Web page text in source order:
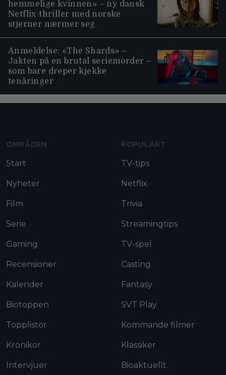
hemmelige kvinnen» – ny dansk
Netflix-thriller med norske
stjerner nærmer seg
Anmeldelse: «The Shards» –
Jakten på en brutal seriemorder –
som bare dreper kjekke
tenåringer
OMRÅDEN
Start
Nyheter
Film
Serie
Gaming
Recensioner
Kalender
Biotoppen
Topplistor
Krönikor
Intervjuer
POPULÄRT
TV-tips
Netflix
Trivia
Streamingtips
TV-spel
Casting
Fantasy
SVT Play
Kommande filmer
Klassiker
Bioaktuellt